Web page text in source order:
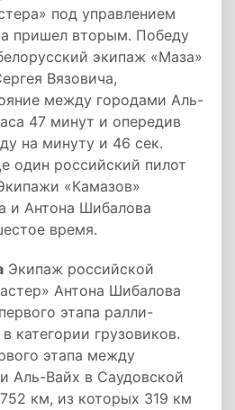
под управлением
пришел вторым. Победу
экипаж «Маза»
Вязовича,
между городами Аль-
47 минут и опередив
на минуту и 46 сек.
один российский пилот
«Камазов»
и Антона Шибалова
время.
Экипаж российской
Антона Шибалова
этапа ралли-
категории грузовиков.
этапа между
Аль-Вайх в Саудовской
км, из которых 319 км